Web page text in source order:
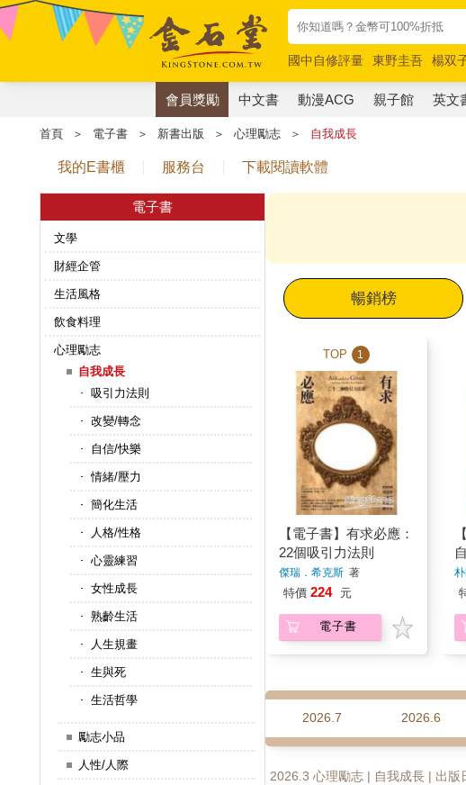
國中自修評量 東野圭吾 楊双
唯紅花綻放
奧德賽 路邊攤新
會員獎勵 中文書 動漫ACG 親子館 英文
首頁 ＞ 電子書 ＞ 新書出版 ＞ 心理勵志 ＞ 自我成長
我的E書櫃 服務台 下載閱讀軟體
電子書
文學
財經企管
生活風格
飲食料理
心理勵志
自我成長
吸引力法則
改變/轉念
自信/快樂
情緒/壓力
簡化生活
人格/性格
心靈練習
女性成長
熟齡生活
人生規畫
生與死
生活哲學
勵志小品
人性/人際
暢銷榜
TOP 1
【電子書】有求必應：
22個吸引力法則
傑瑞．希克斯著
特價 224 元
電子書
2026.7 2026.6
2026.3 心理勵志 | 自我成長 | 出